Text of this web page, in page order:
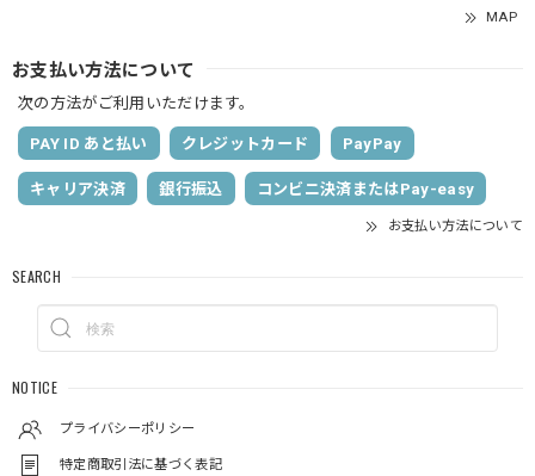
MAP
お支払い方法について
次の方法がご利用いただけます。
PAY ID あと払い クレジットカード PayPay
キャリア決済 銀行振込 コンビニ決済またはPay-easy
お支払い方法について
SEARCH
NOTICE
プライバシーポリシー
特定商取引法に基づく表記